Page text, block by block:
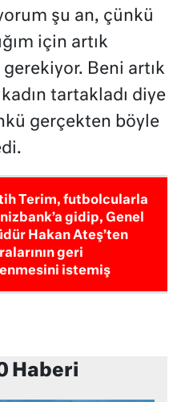
şu an, çünkü
için artık
Beni artık
tartakladı diye
gerçekten böyle
Terim, futbolcularla
gidip, Genel
Hakan Ateş’ten
geri
istemiş
Haberi